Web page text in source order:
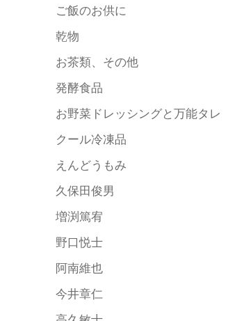
ご飯のお供に
乾物
お茶類、その他
発酵食品
お野菜ドレッシングと万能タレ
クール冷凍品
えんどうもみ
久保田俊男
増渕篤宥
野口悦士
阿南維也
今井章仁